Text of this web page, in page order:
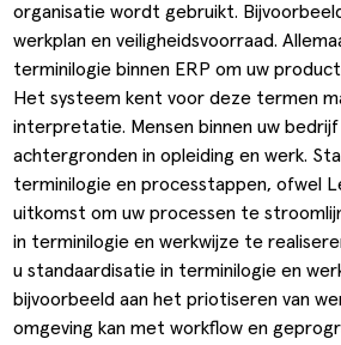
organisatie wordt gebruikt.
werkplan en veiligheidsvoorraad.
terminilogie binnen ERP om uw
Het systeem kent voor deze termen
interpretatie. Mensen binnen uw
achtergronden in opleiding en werk.
terminilogie en processtappen, ofwel
uitkomst om uw processen te
in terminilogie en werkwijze te
u standaardisatie in terminilogie en
bijvoorbeeld aan het priotiseren van
omgeving kan met workflow en